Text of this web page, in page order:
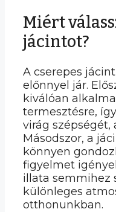
Miért
jácintot?
A cserepes
előnnyel jár.
kiválóan
termesztésre,
virág
Másodszor, a
könnyen
figyelmet
illata semmihez
különleges
otthonunkban.